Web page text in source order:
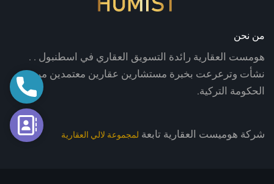
من نحن
هومست العقارية رائدة التسويق العقاري في اسطنبول . .
نشأت وترعرعت بخبرة مستشارين عقارين معتمدين من
الحكومة التركية.
شركة هوميست العقارية تابعة لمجموعة لالي العقارية
اتصال
فورم